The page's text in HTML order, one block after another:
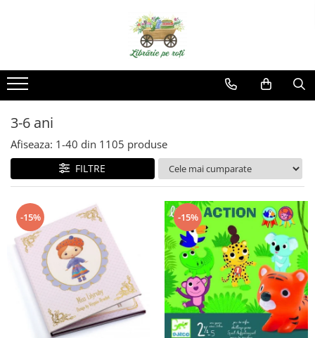
3-6 ani
Afiseaza: 1-40 din 1105 produse
FILTRE
-15% -15%